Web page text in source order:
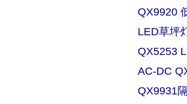
QX9920
LED草坪
QX5253
AC-DC
QX9931